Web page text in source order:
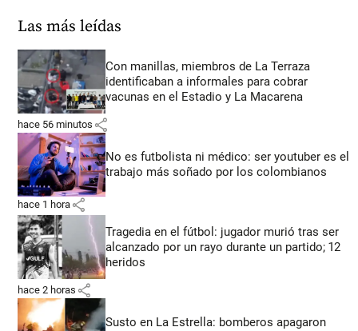
Las más leídas
Con manillas, miembros de La Terraza
identificaban a informales para cobrar
vacunas en el Estadio y La Macarena
hace 56 minutos share
No es futbolista ni médico: ser youtuber es el
trabajo más soñado por los colombianos
hace 1 hora share
Tragedia en el fútbol: jugador murió tras ser
alcanzado por un rayo durante un partido; 12
heridos
hace 2 horas share
Susto en La Estrella: bomberos apagaron